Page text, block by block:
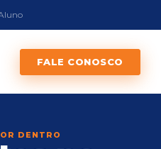
FALE CONOSCO
DENTRO